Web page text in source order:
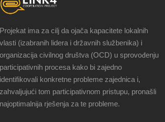
Projekat ima za cilj da ojača kapacitete lokalnih
vlasti (izabranih lidera i državnih službenika) i
organizacija civilnog društva (OCD) u sprovođenju
participativnih procesa kako bi zajedno
identifikovali konkretne probleme zajednica i,
zahvaljujući tom participativnom pristupu, pronašli
najoptimalnija rješenja za te probleme.